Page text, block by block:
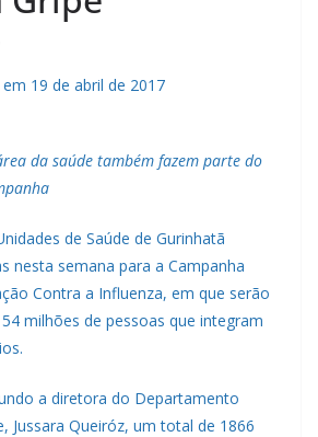
19 de abril de 2017
da saúde também fazem parte do
de Saúde de Gurinhatã
nesta semana para a Campanha
Contra a Influenza, em que serão
milhões de pessoas que integram
a diretora do Departamento
Jussara Queiróz, um total de 1866